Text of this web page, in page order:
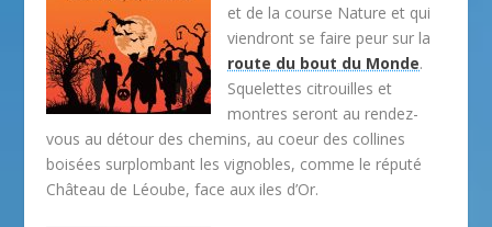
et de la course Nature et qui
viendront se faire peur sur la
route du bout du Monde.
Squelettes citrouilles et
montres seront au rendez-
vous au détour des chemins, au coeur des collines
boisées surplombant les vignobles, comme le réputé
Château de Léoube, face aux iles d’Or.